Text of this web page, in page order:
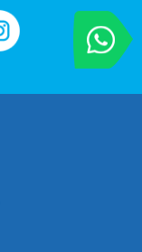
VOCÊ
Entre em